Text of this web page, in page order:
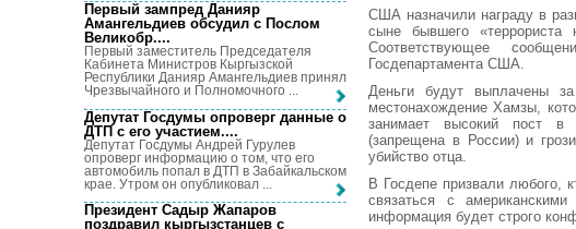
США назначили награду в
сыне бывшего
Соответствующее
Госдепартамента США.
Деньги будут выплачены
местонахождение Хамзы,
занимает высокий пост в
(запрещена в России) и
убийство отца.
В Госдепе призвали любого,
связаться с
информация будет строго
Первый зампред Данияр
Амангельдиев обсудил с Послом
Великобр....
Первый заместитель Председателя
Кабинета Министров Кыргызской
Республики Данияр Амангельдиев принял
Чрезвычайного и Полномочного ...
Депутат Госдумы опроверг данные о
ДТП с его участием....
Депутат Госдумы Андрей Гурулев
опроверг информацию о том, что его
автомобиль попал в ДТП в Забайкальском
крае. Утром он опубликовал ...
Президент Садыр Жапаров
поздравил кыргызстанцев с